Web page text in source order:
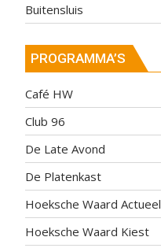
Buitensluis
PROGRAMMA’S
Café HW
Club 96
De Late Avond
De Platenkast
Hoeksche Waard Actueel
Hoeksche Waard Kiest